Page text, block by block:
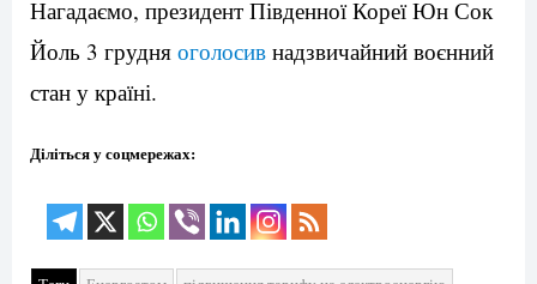
Нагадаємо, президент Південної Кореї Юн Сок
Йоль 3 грудня оголосив надзвичайний воєнний
стан у країні.
Діліться у соцмережах: